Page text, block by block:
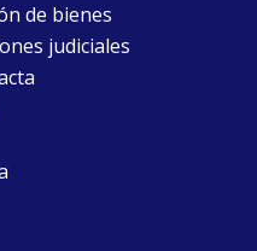
de bienes
judiciales